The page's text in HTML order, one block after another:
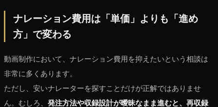
ナレーション費用は「単価」よりも「進め
方」で変わる
動画制作において、ナレーション費用を抑えたいという相談は
非常に多くあります。
ただし、安いナレーターを探すことだけが正解ではありませ
ん。むしろ、 発注方法や収録設計が曖昧なまま進むと、再収録